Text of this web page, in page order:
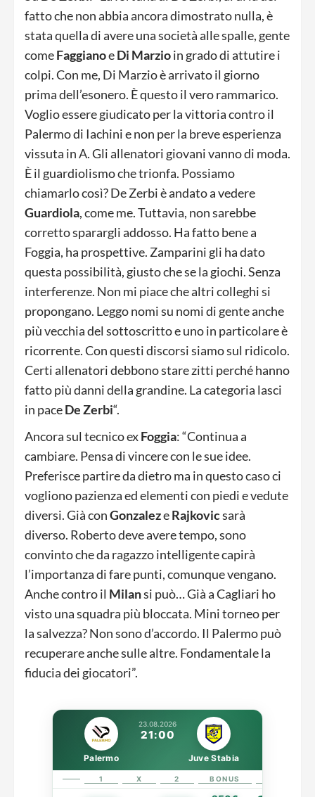
fatto che non abbia ancora dimostrato nulla, è
stata quella di avere una società alle spalle, gente
comeFaggianoeDi Marzioin grado di attutire i
colpi. Con me, Di Marzio è arrivato il giorno
prima dell’esonero. È questo il vero rammarico.
Voglio essere giudicato per la vittoria contro il
Palermo di Iachini e non per la breve esperienza
vissuta in A. Gli allenatori giovani vanno di moda.
È il guardiolismo che trionfa. Possiamo
chiamarlo così? De Zerbi è andato a vedere
Guardiola, come me. Tuttavia, non sarebbe
corretto sparargli addosso. Ha fatto bene a
Foggia, ha prospettive. Zamparini gli ha dato
questa possibilità, giusto che se la giochi. Senza
interferenze. Non mi piace che altri colleghi si
propongano. Leggo nomi su nomi di gente anche
più vecchia del sottoscritto e uno in particolare è
ricorrente. Con questi discorsi siamo sul ridicolo.
Certi allenatori debbono stare zitti perché hanno
fatto più danni della grandine. La categoria lasci
in paceDe Zerbi“.
Ancora sul tecnico exFoggia: “Continua a
cambiare. Pensa di vincere con le sue idee.
Preferisce partire da dietro ma in questo caso ci
vogliono pazienza ed elementi con piedi e vedute
diversi. Già conGonzalezeRajkovicsarà
diverso. Roberto deve avere tempo, sono
convinto che da ragazzo intelligente capirà
l’importanza di fare punti, comunque vengano.
Anche contro il Milansi può… Già a Cagliari ho
visto una squadra più bloccata. Mini torneo per
la salvezza? Non sono d’accordo. Il Palermo può
recuperare anche sulle altre. Fondamentale la
fiducia dei giocatori”.
23.08.2026
21:00
Palermo Juve Stabia
1 X 2 BONUS